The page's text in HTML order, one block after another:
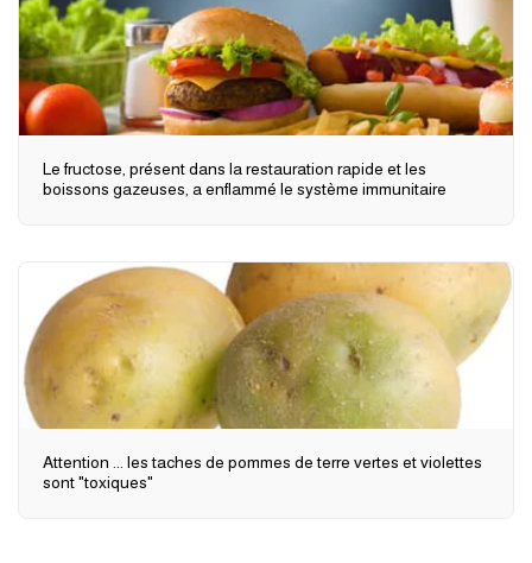
Le fructose, présent dans la restauration rapide et les
boissons gazeuses, a enflammé le système immunitaire
Attention ... les taches de pommes de terre vertes et violettes
sont "toxiques"